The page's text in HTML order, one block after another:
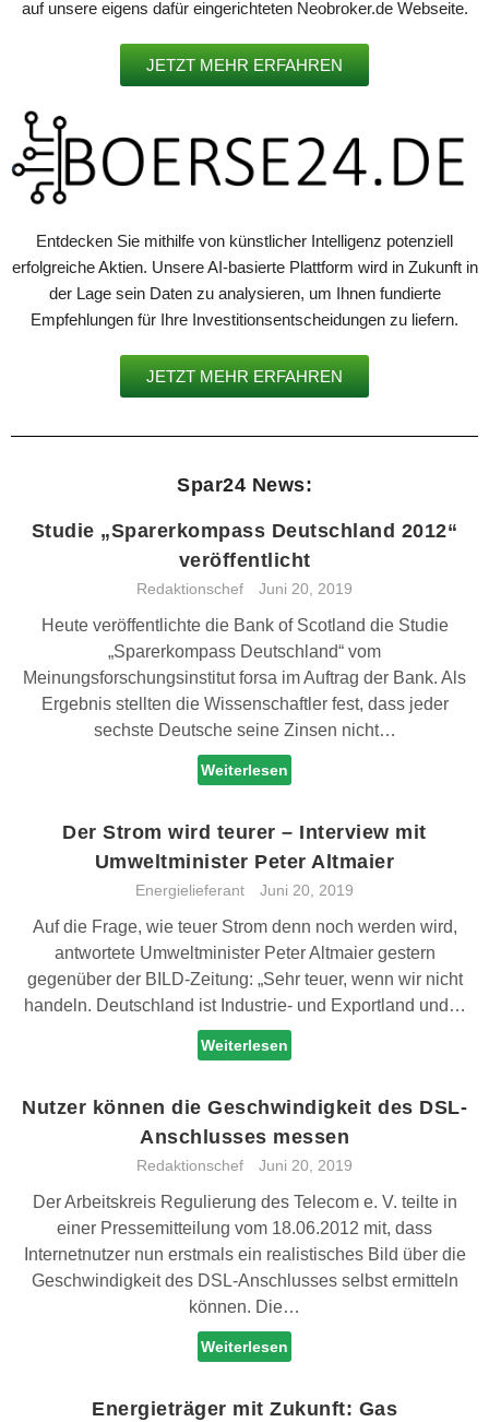
auf unsere eigens dafür eingerichteten Neobroker.de Webseite.
JETZT MEHR ERFAHREN
Entdecken Sie mithilfe von künstlicher Intelligenz potenziell
erfolgreiche Aktien. Unsere AI-basierte Plattform wird in Zukunft in
der Lage sein Daten zu analysieren, um Ihnen fundierte
Empfehlungen für Ihre Investitionsentscheidungen zu liefern.
JETZT MEHR ERFAHREN
Spar24 News:
Studie „Sparerkompass Deutschland 2012“
veröffentlicht
Redaktionschef Juni 20, 2019
Heute veröffentlichte die Bank of Scotland die Studie
„Sparerkompass Deutschland“ vom
Meinungsforschungsinstitut forsa im Auftrag der Bank. Als
Ergebnis stellten die Wissenschaftler fest, dass jeder
sechste Deutsche seine Zinsen nicht…
Weiterlesen
Der Strom wird teurer – Interview mit
Umweltminister Peter Altmaier
Energielieferant Juni 20, 2019
Auf die Frage, wie teuer Strom denn noch werden wird,
antwortete Umweltminister Peter Altmaier gestern
gegenüber der BILD-Zeitung: „Sehr teuer, wenn wir nicht
handeln. Deutschland ist Industrie- und Exportland und…
Weiterlesen
Nutzer können die Geschwindigkeit des DSL-
Anschlusses messen
Redaktionschef Juni 20, 2019
Der Arbeitskreis Regulierung des Telecom e. V. teilte in
einer Pressemitteilung vom 18.06.2012 mit, dass
Internetnutzer nun erstmals ein realistisches Bild über die
Geschwindigkeit des DSL-Anschlusses selbst ermitteln
können. Die…
Weiterlesen
Energieträger mit Zukunft: Gas